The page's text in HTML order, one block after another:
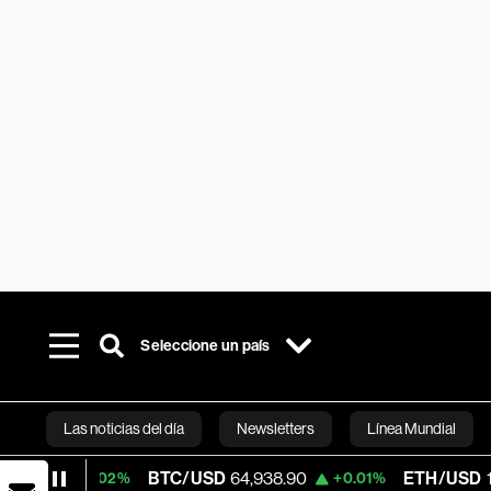
Seleccione un país
Las noticias del día Newsletters Línea Mundial
Bloomberg
BTC/USD 64,938.90 +0.01% ETH/USD 1,919.31